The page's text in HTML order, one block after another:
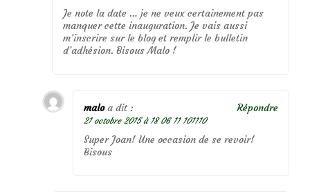
Je note la date … je ne veux certainement pas
manquer cette inauguration. Je vais aussi
m’inscrire sur le blog et remplir le bulletin
d’adhésion. Bisous Malo !
malo a dit :
21 octobre 2015 à 18 06 11 101110
Super Joan! Une occasion de se revoir!
Bisous
Répondre